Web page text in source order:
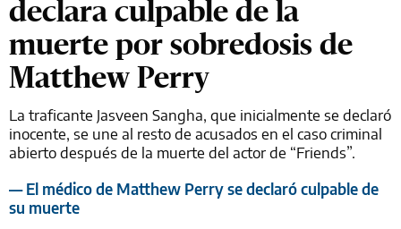
declara culpable de la
muerte por sobredosis de
Matthew Perry
La traficante Jasveen Sangha, que inicialmente se declaró
inocente, se une al resto de acusados en el caso criminal
abierto después de la muerte del actor de “Friends”.
— El médico de Matthew Perry se declaró culpable de
su muerte